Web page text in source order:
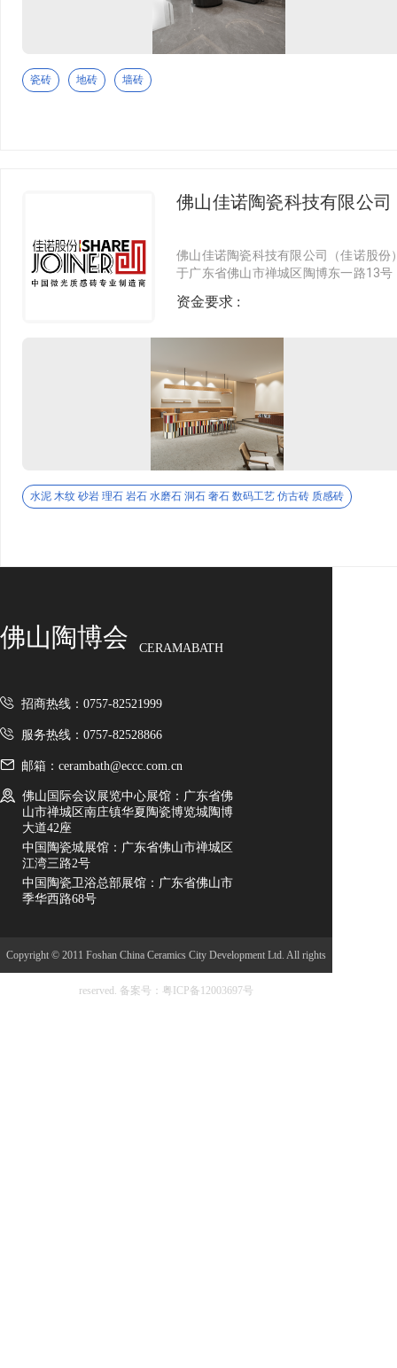
瓷砖 地砖 墙砖
佛山佳诺陶瓷科技有限公司
佛山佳诺陶瓷科技有限公司（佳诺股份
于广东省佛山市禅城区陶博东一路13
资金要求 :
水泥 木纹 砂岩 理石 岩石 水磨石 洞石 奢石 数码工艺 仿古砖 质感砖
佛山陶博会 CERAMABATH
招商热线：0757-82521999
服务热线：0757-82528866
邮箱：cerambath@eccc.com.cn
佛山国际会议展览中心展馆：广东省佛
山市禅城区南庄镇华夏陶瓷博览城陶博
大道42座
中国陶瓷城展馆：广东省佛山市禅城区
江湾三路2号
中国陶瓷卫浴总部展馆：广东省佛山市
季华西路68号
Copyright © 2011 Foshan China Ceramics City Development Ltd. All rights
reserved. 备案号：粤ICP备12003697号